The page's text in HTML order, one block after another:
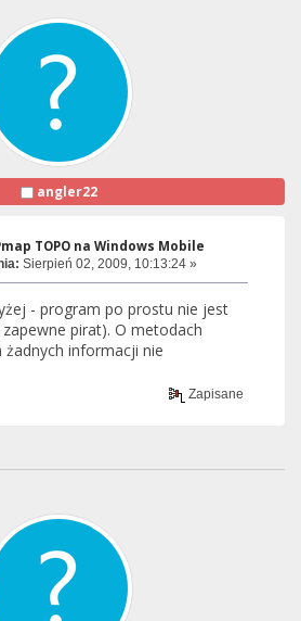
angler22
TOPO na Windows Mobile
Sierpień 02, 2009, 10:13:24 »
- program po prostu nie jest
pirat). O metodach
informacji nie
Zapisane